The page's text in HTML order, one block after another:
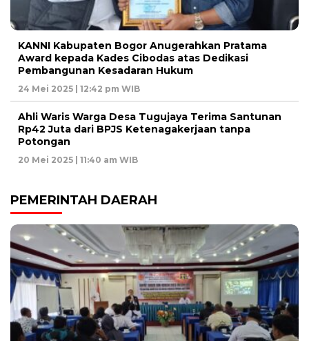
KANNI Kabupaten Bogor Anugerahkan Pratama
Award kepada Kades Cibodas atas Dedikasi
Pembangunan Kesadaran Hukum
24 Mei 2025 | 12:42 pm WIB
Ahli Waris Warga Desa Tugujaya Terima Santunan
Rp42 Juta dari BPJS Ketenagakerjaan tanpa
Potongan
20 Mei 2025 | 11:40 am WIB
PEMERINTAH DAERAH